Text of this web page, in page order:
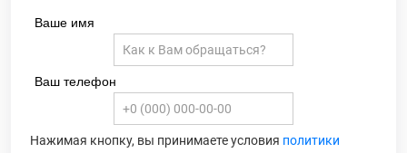
Ваше имя
Ваш телефон
Нажимая кнопку, вы принимаете условия политики